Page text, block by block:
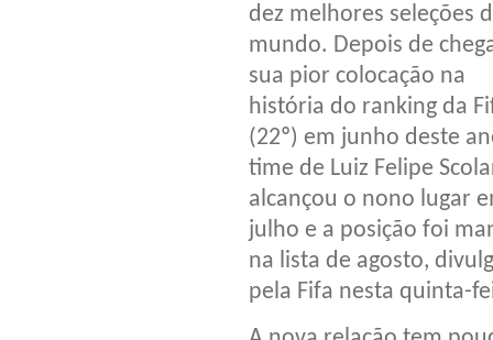
dez melhores seleções
mundo. Depois de
sua pior colocação na
história do ranking da
(22º) em junho deste
time de Luiz Felipe
alcançou o nono lugar
julho e a posição foi
na lista de agosto,
pela Fifa nesta quinta-